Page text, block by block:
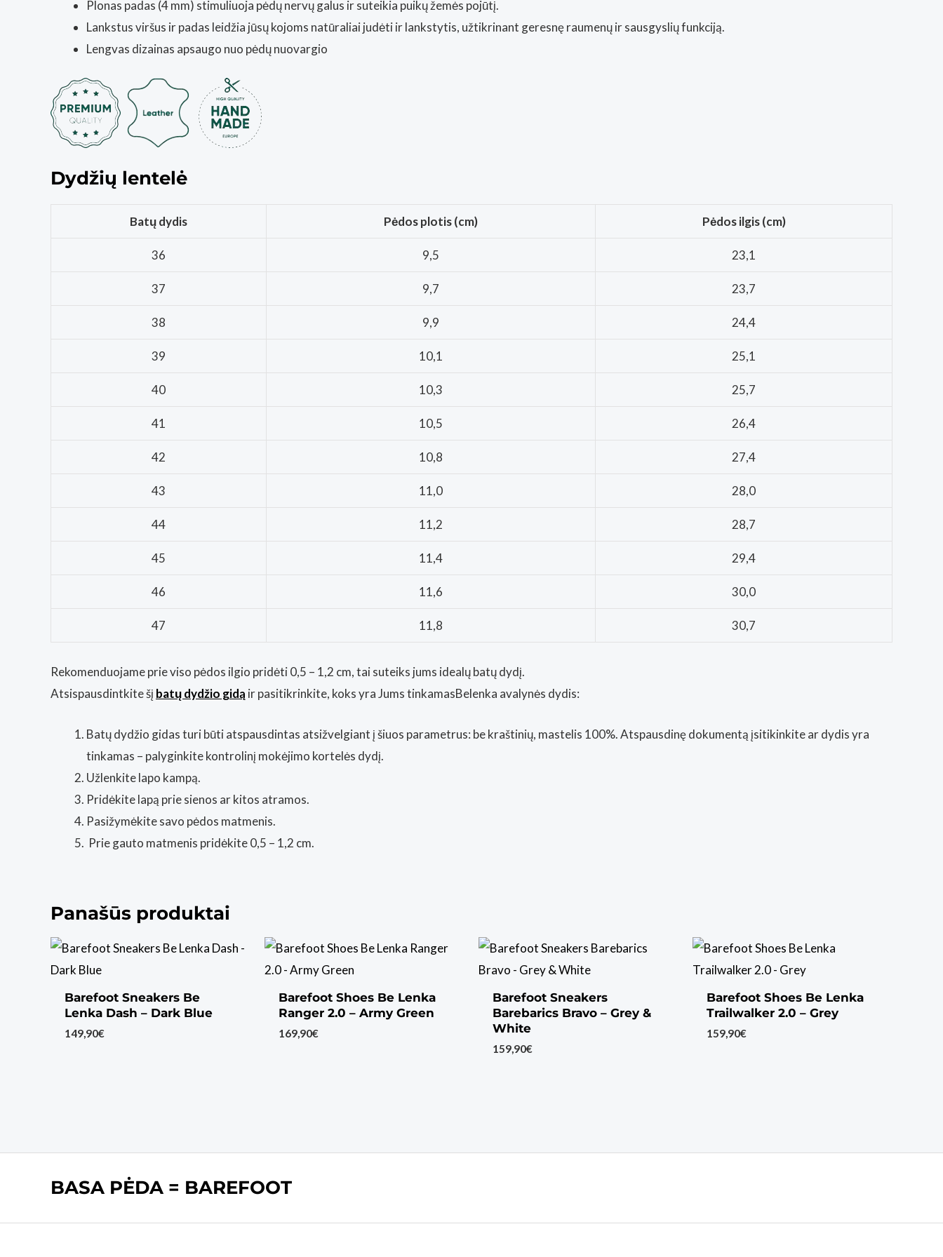
Plonas padas (4 mm) stimuliuoja pėdų nervų galus ir suteikia puikų žemės pojūtį.
Lankstus viršus ir padas leidžia jūsų kojoms natūraliai judėti ir lankstytis, užtikrinant geresnę raumenų ir sausgyslių funkciją.
Lengvas dizainas apsaugo nuo pėdų nuovargio
Dydžių lentelė
Batų dydis Pėdos plotis (cm) Pėdos ilgis (cm)
36 9,5 23,1
37 9,7 23,7
38 9,9 24,4
39 10,1 25,1
40 10,3 25,7
41 10,5 26,4
42 10,8 27,4
43 11,0 28,0
44 11,2 28,7
45 11,4 29,4
46 11,6 30,0
47 11,8 30,7
Rekomenduojame prie viso pėdos ilgio pridėti 0,5 – 1,2 cm, tai suteiks jums idealų batų dydį.
Atsispausdintkite šį batų dydžio gidą ir pasitikrinkite, koks yra Jums tinkamasBelenka avalynės dydis:
Batų dydžio gidas turi būti atspausdintas atsižvelgiant į šiuos parametrus: be kraštinių, mastelis 100%. Atspausdinę dokumentą įsitikinkite ar dydis yra
tinkamas – palyginkite kontrolinį mokėjimo kortelės dydį.
Užlenkite lapo kampą.
Pridėkite lapą prie sienos ar kitos atramos.
Pasižymėkite savo pėdos matmenis.
Prie gauto matmenis pridėkite 0,5 – 1,2 cm.
Panašūs produktai
Barefoot Sneakers Be
Lenka Dash – Dark Blue
149,90€
Barefoot Shoes Be Lenka
Ranger 2.0 – Army Green
169,90€
Barefoot Sneakers
Barebarics Bravo – Grey &
White
159,90€
Barefoot Shoes Be Lenka
Trailwalker 2.0 – Grey
159,90€
BASA PĖDA = BAREFOOT